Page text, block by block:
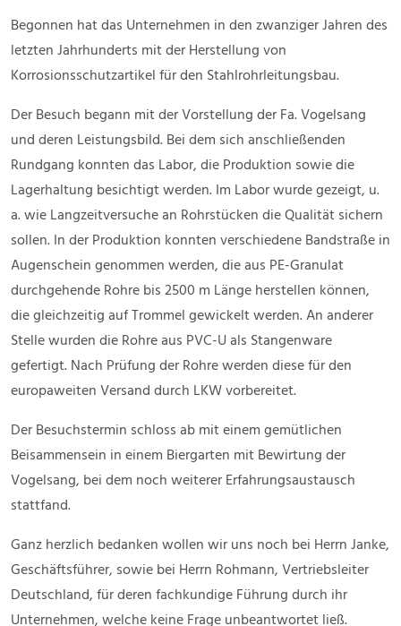
Begonnen hat das Unternehmen in den zwanziger Jahren des
letzten Jahrhunderts mit der Herstellung von
Korrosionsschutzartikel für den Stahlrohrleitungsbau.
Der Besuch begann mit der Vorstellung der Fa. Vogelsang
und deren Leistungsbild. Bei dem sich anschließenden
Rundgang konnten das Labor, die Produktion sowie die
Lagerhaltung besichtigt werden. Im Labor wurde gezeigt, u.
a. wie Langzeitversuche an Rohrstücken die Qualität sichern
sollen. In der Produktion konnten verschiedene Bandstraße in
Augenschein genommen werden, die aus PE-Granulat
durchgehende Rohre bis 2500 m Länge herstellen können,
die gleichzeitig auf Trommel gewickelt werden. An anderer
Stelle wurden die Rohre aus PVC-U als Stangenware
gefertigt. Nach Prüfung der Rohre werden diese für den
europaweiten Versand durch LKW vorbereitet.
Der Besuchstermin schloss ab mit einem gemütlichen
Beisammensein in einem Biergarten mit Bewirtung der
Vogelsang, bei dem noch weiterer Erfahrungsaustausch
stattfand.
Ganz herzlich bedanken wollen wir uns noch bei Herrn Janke,
Geschäftsführer, sowie bei Herrn Rohmann, Vertriebsleiter
Deutschland, für deren fachkundige Führung durch ihr
Unternehmen, welche keine Frage unbeantwortet ließ.